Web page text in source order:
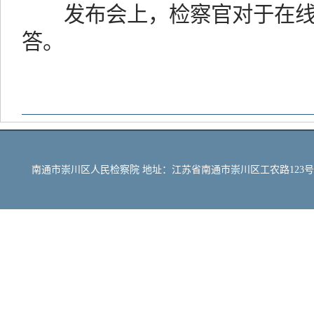
发布会上，检察官对于在线
答。
南通市崇川区人民检察院 地址：江苏省南通市崇川区工农路